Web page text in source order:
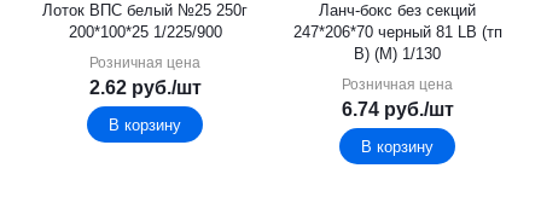
Лоток ВПС белый №25 250г
200*100*25 1/225/900
Розничная цена
2.62руб./шт
В корзину
Ланч-бокс без секций
247*206*70 черный 81 LB (тп
В) (М) 1/130
Розничная цена
6.74руб./шт
В корзину